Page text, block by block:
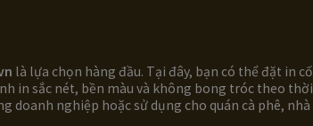
là lựa chọn hàng đầu. Tại đây, bạn có thể đặt in
sắc nét, bền màu và không bong tróc theo
doanh nghiệp hoặc sử dụng cho quán cà phê, nhà